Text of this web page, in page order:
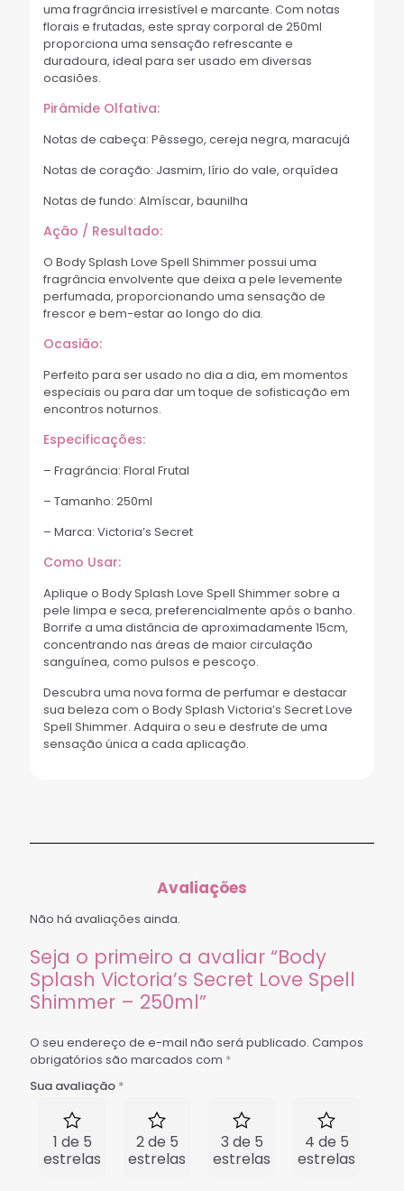
uma fragrância irresistível e marcante. Com notas
florais e frutadas, este spray corporal de 250ml
proporciona uma sensação refrescante e
duradoura, ideal para ser usado em diversas
ocasiões.
Pirâmide Olfativa:
Notas de cabeça: Pêssego, cereja negra, maracujá
Notas de coração: Jasmim, lírio do vale, orquídea
Notas de fundo: Almíscar, baunilha
Ação / Resultado:
O Body Splash Love Spell Shimmer possui uma
fragrância envolvente que deixa a pele levemente
perfumada, proporcionando uma sensação de
frescor e bem-estar ao longo do dia.
Ocasião:
Perfeito para ser usado no dia a dia, em momentos
especiais ou para dar um toque de sofisticação em
encontros noturnos.
Especificações:
– Fragrância: Floral Frutal
– Tamanho: 250ml
– Marca: Victoria’s Secret
Como Usar:
Aplique o Body Splash Love Spell Shimmer sobre a
pele limpa e seca, preferencialmente após o banho.
Borrife a uma distância de aproximadamente 15cm,
concentrando nas áreas de maior circulação
sanguínea, como pulsos e pescoço.
Descubra uma nova forma de perfumar e destacar
sua beleza com o Body Splash Victoria’s Secret Love
Spell Shimmer. Adquira o seu e desfrute de uma
sensação única a cada aplicação.
Avaliações
Não há avaliações ainda.
Seja o primeiro a avaliar “Body
Splash Victoria’s Secret Love Spell
Shimmer – 250ml”
O seu endereço de e-mail não será publicado. Campos
obrigatórios são marcados com *
Sua avaliação *
1 de 5
estrelas
2 de 5
estrelas
3 de 5
estrelas
4 de 5
estrelas